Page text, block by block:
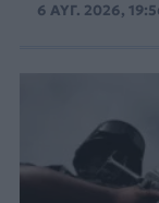
6 ΑΥΓ. 2026,